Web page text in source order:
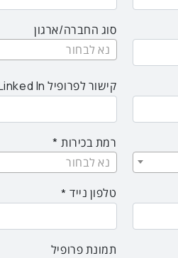
סוג החברה/ארגון
נא לבחור
קישור לפרופיל Linked In
רמת בכירות
נא לבחור
טלפון נייד
תמונת פרופיל